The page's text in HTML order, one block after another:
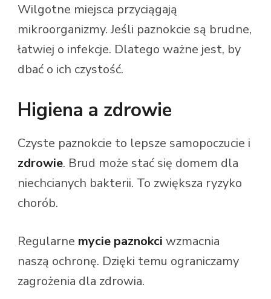
Wilgotne miejsca przyciągają
mikroorganizmy. Jeśli paznokcie są brudne,
łatwiej o infekcje. Dlatego ważne jest, by
dbać o ich czystość.
Higiena a zdrowie
Czyste paznokcie to lepsze samopoczucie i
zdrowie. Brud może stać się domem dla
niechcianych bakterii. To zwiększa ryzyko
chorób.
Regularne mycie paznokci wzmacnia
naszą ochronę. Dzięki temu ograniczamy
zagrożenia dla zdrowia.